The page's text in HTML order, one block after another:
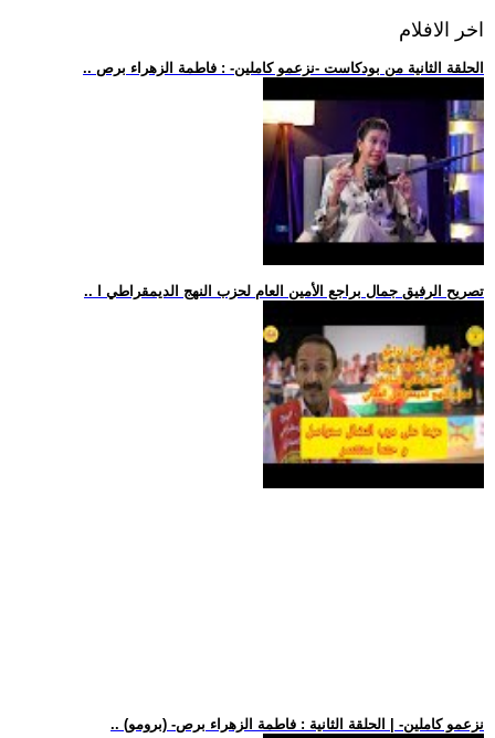
اخر الافلام
.. الحلقة الثانية من بودكاست -نزعمو كاملين- : فاطمة الزهراء برص
.. تصريح الرفيق جمال براجع الأمين العام لحزب النهج الديمقراطي ا
.. (برومو) -نزعمو كاملين- | الحلقة الثانية : فاطمة الزهراء برص